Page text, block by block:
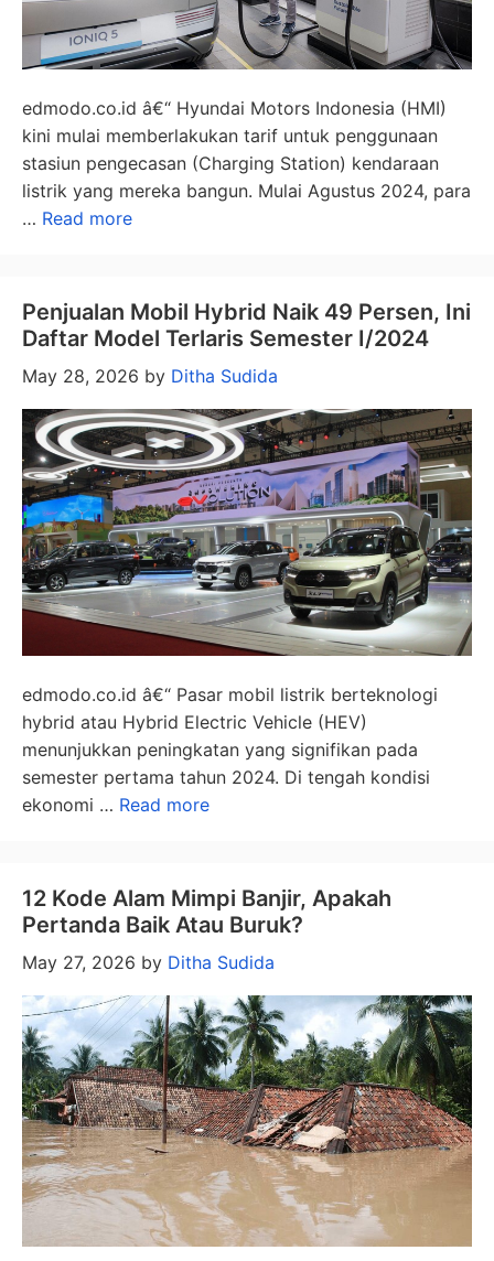
edmodo.co.id â€“ Hyundai Motors Indonesia (HMI)
kini mulai memberlakukan tarif untuk penggunaan
stasiun pengecasan (Charging Station) kendaraan
listrik yang mereka bangun. Mulai Agustus 2024, para
… Read more
Penjualan Mobil Hybrid Naik 49 Persen, Ini
Daftar Model Terlaris Semester I/2024
May 28, 2026 by Ditha Sudida
edmodo.co.id â€“ Pasar mobil listrik berteknologi
hybrid atau Hybrid Electric Vehicle (HEV)
menunjukkan peningkatan yang signifikan pada
semester pertama tahun 2024. Di tengah kondisi
ekonomi … Read more
12 Kode Alam Mimpi Banjir, Apakah
Pertanda Baik Atau Buruk?
May 27, 2026 by Ditha Sudida